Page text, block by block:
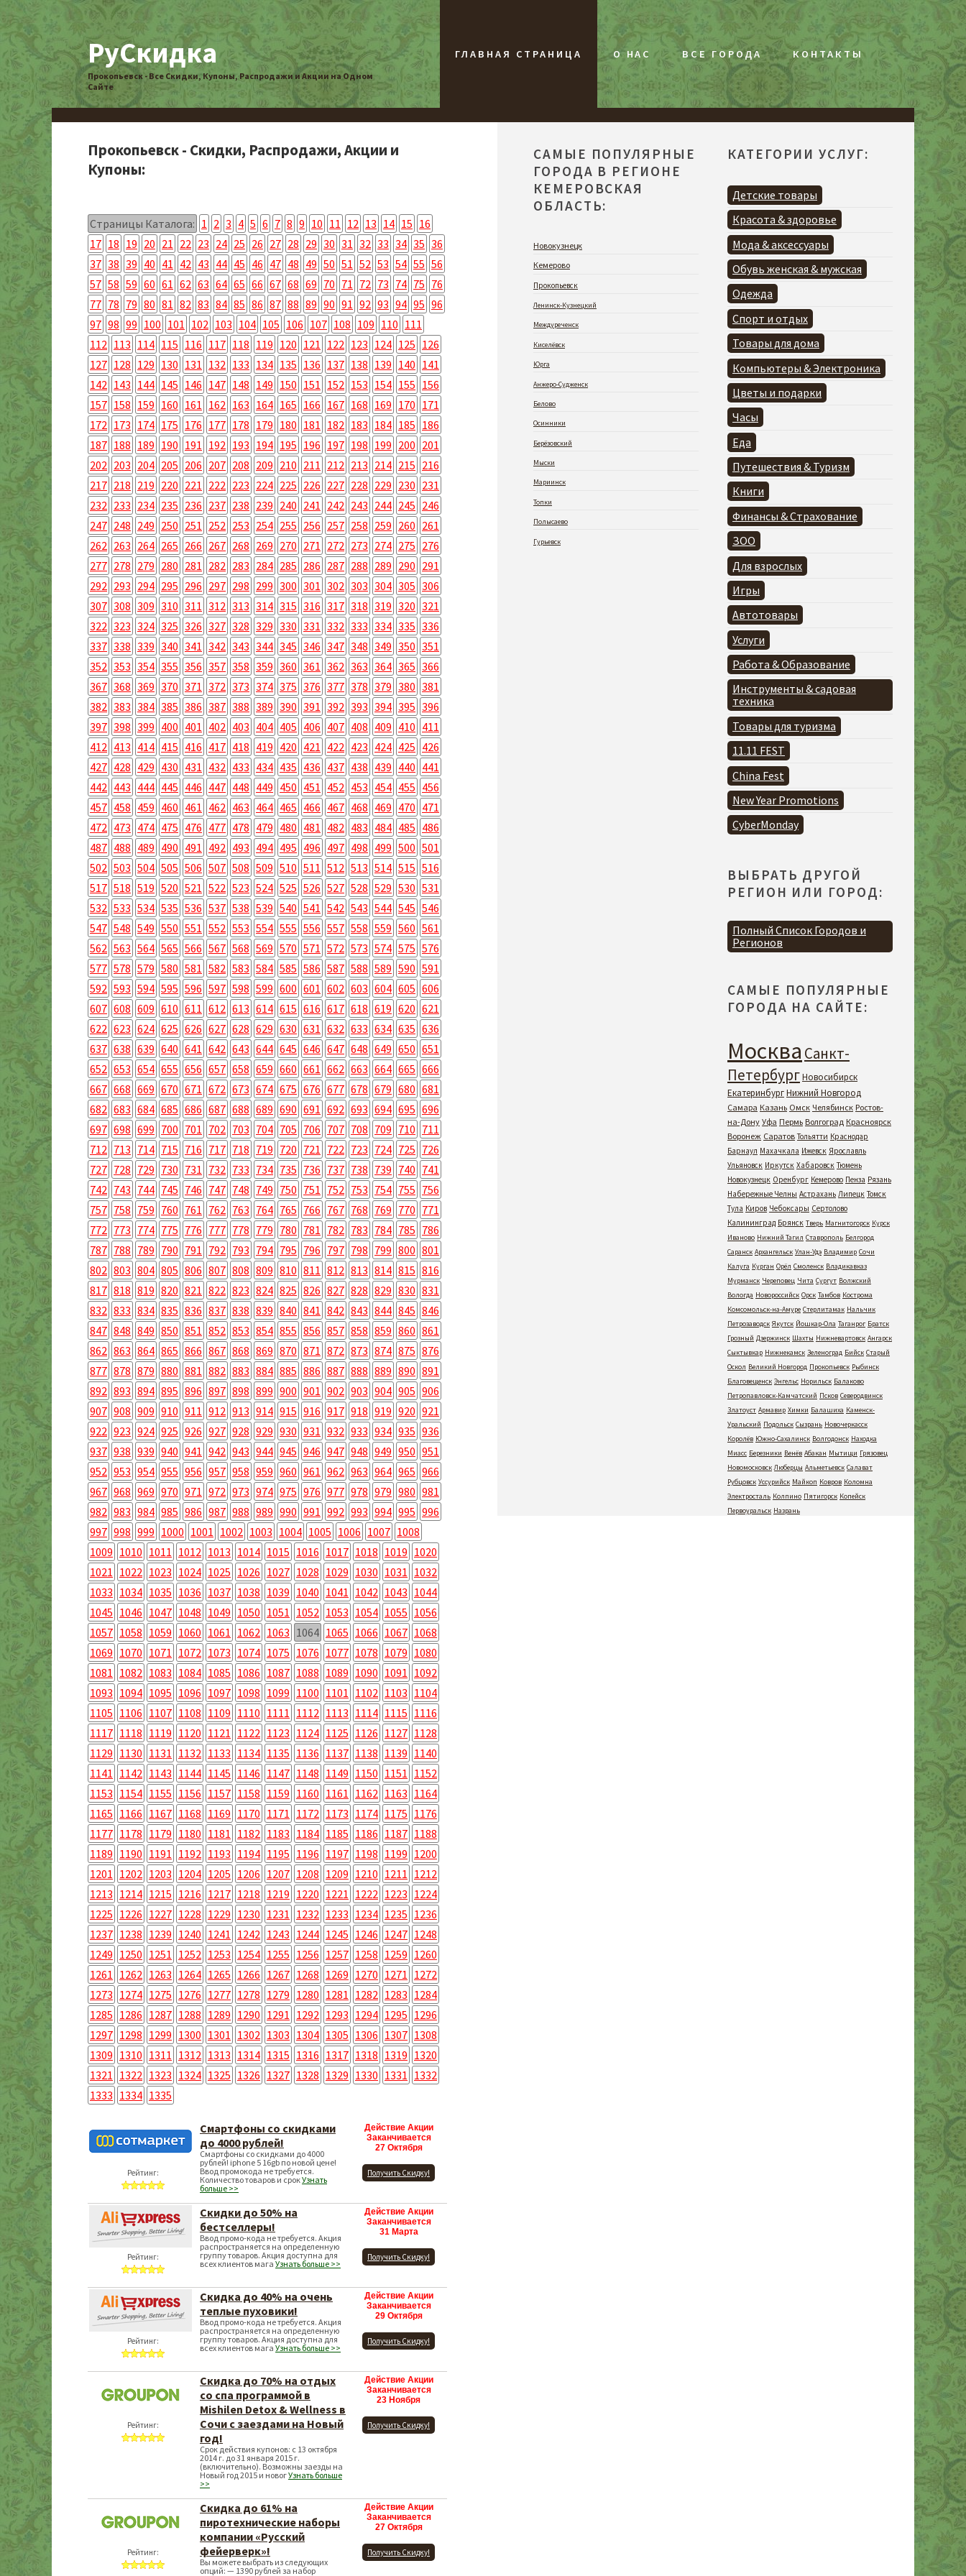
РуСкидка
Прокопьевск - Все Скидки, Купоны, Распродажи и Акции на Одном
Сайте
ГЛАВНАЯ СТРАНИЦА О НАС ВСЕ ГОРОДА КОНТАКТЫ
Прокопьевск - Скидки, Распродажи, Акции и
Купоны:
Страницы Каталога: 1 2 3 4 5 6 7 8 9 10 11 12 13 14 15 16
17 18 19 20 21 22 23 24 25 26 27 28 29 30 31 32 33 34 35 36
37 38 39 40 41 42 43 44 45 46 47 48 49 50 51 52 53 54 55 56
57 58 59 60 61 62 63 64 65 66 67 68 69 70 71 72 73 74 75 76
77 78 79 80 81 82 83 84 85 86 87 88 89 90 91 92 93 94 95 96
97 98 99 100 101 102 103 104 105 106 107 108 109 110 111
112 113 114 115 116 117 118 119 120 121 122 123 124 125 126
127 128 129 130 131 132 133 134 135 136 137 138 139 140 141
142 143 144 145 146 147 148 149 150 151 152 153 154 155 156
157 158 159 160 161 162 163 164 165 166 167 168 169 170 171
172 173 174 175 176 177 178 179 180 181 182 183 184 185 186
187 188 189 190 191 192 193 194 195 196 197 198 199 200 201
202 203 204 205 206 207 208 209 210 211 212 213 214 215 216
217 218 219 220 221 222 223 224 225 226 227 228 229 230 231
232 233 234 235 236 237 238 239 240 241 242 243 244 245 246
247 248 249 250 251 252 253 254 255 256 257 258 259 260 261
262 263 264 265 266 267 268 269 270 271 272 273 274 275 276
277 278 279 280 281 282 283 284 285 286 287 288 289 290 291
292 293 294 295 296 297 298 299 300 301 302 303 304 305 306
307 308 309 310 311 312 313 314 315 316 317 318 319 320 321
322 323 324 325 326 327 328 329 330 331 332 333 334 335 336
337 338 339 340 341 342 343 344 345 346 347 348 349 350 351
352 353 354 355 356 357 358 359 360 361 362 363 364 365 366
367 368 369 370 371 372 373 374 375 376 377 378 379 380 381
382 383 384 385 386 387 388 389 390 391 392 393 394 395 396
397 398 399 400 401 402 403 404 405 406 407 408 409 410 411
412 413 414 415 416 417 418 419 420 421 422 423 424 425 426
427 428 429 430 431 432 433 434 435 436 437 438 439 440 441
442 443 444 445 446 447 448 449 450 451 452 453 454 455 456
457 458 459 460 461 462 463 464 465 466 467 468 469 470 471
472 473 474 475 476 477 478 479 480 481 482 483 484 485 486
487 488 489 490 491 492 493 494 495 496 497 498 499 500 501
502 503 504 505 506 507 508 509 510 511 512 513 514 515 516
517 518 519 520 521 522 523 524 525 526 527 528 529 530 531
532 533 534 535 536 537 538 539 540 541 542 543 544 545 546
547 548 549 550 551 552 553 554 555 556 557 558 559 560 561
562 563 564 565 566 567 568 569 570 571 572 573 574 575 576
577 578 579 580 581 582 583 584 585 586 587 588 589 590 591
592 593 594 595 596 597 598 599 600 601 602 603 604 605 606
607 608 609 610 611 612 613 614 615 616 617 618 619 620 621
622 623 624 625 626 627 628 629 630 631 632 633 634 635 636
637 638 639 640 641 642 643 644 645 646 647 648 649 650 651
652 653 654 655 656 657 658 659 660 661 662 663 664 665 666
667 668 669 670 671 672 673 674 675 676 677 678 679 680 681
682 683 684 685 686 687 688 689 690 691 692 693 694 695 696
697 698 699 700 701 702 703 704 705 706 707 708 709 710 711
712 713 714 715 716 717 718 719 720 721 722 723 724 725 726
727 728 729 730 731 732 733 734 735 736 737 738 739 740 741
742 743 744 745 746 747 748 749 750 751 752 753 754 755 756
757 758 759 760 761 762 763 764 765 766 767 768 769 770 771
772 773 774 775 776 777 778 779 780 781 782 783 784 785 786
787 788 789 790 791 792 793 794 795 796 797 798 799 800 801
802 803 804 805 806 807 808 809 810 811 812 813 814 815 816
817 818 819 820 821 822 823 824 825 826 827 828 829 830 831
832 833 834 835 836 837 838 839 840 841 842 843 844 845 846
847 848 849 850 851 852 853 854 855 856 857 858 859 860 861
862 863 864 865 866 867 868 869 870 871 872 873 874 875 876
877 878 879 880 881 882 883 884 885 886 887 888 889 890 891
892 893 894 895 896 897 898 899 900 901 902 903 904 905 906
907 908 909 910 911 912 913 914 915 916 917 918 919 920 921
922 923 924 925 926 927 928 929 930 931 932 933 934 935 936
937 938 939 940 941 942 943 944 945 946 947 948 949 950 951
952 953 954 955 956 957 958 959 960 961 962 963 964 965 966
967 968 969 970 971 972 973 974 975 976 977 978 979 980 981
982 983 984 985 986 987 988 989 990 991 992 993 994 995 996
997 998 999 1000 1001 1002 1003 1004 1005 1006 1007 1008
1009 1010 1011 1012 1013 1014 1015 1016 1017 1018 1019 1020
1021 1022 1023 1024 1025 1026 1027 1028 1029 1030 1031 1032
1033 1034 1035 1036 1037 1038 1039 1040 1041 1042 1043 1044
1045 1046 1047 1048 1049 1050 1051 1052 1053 1054 1055 1056
1057 1058 1059 1060 1061 1062 1063 1064 1065 1066 1067 1068
1069 1070 1071 1072 1073 1074 1075 1076 1077 1078 1079 1080
1081 1082 1083 1084 1085 1086 1087 1088 1089 1090 1091 1092
1093 1094 1095 1096 1097 1098 1099 1100 1101 1102 1103 1104
1105 1106 1107 1108 1109 1110 1111 1112 1113 1114 1115 1116
1117 1118 1119 1120 1121 1122 1123 1124 1125 1126 1127 1128
1129 1130 1131 1132 1133 1134 1135 1136 1137 1138 1139 1140
1141 1142 1143 1144 1145 1146 1147 1148 1149 1150 1151 1152
1153 1154 1155 1156 1157 1158 1159 1160 1161 1162 1163 1164
1165 1166 1167 1168 1169 1170 1171 1172 1173 1174 1175 1176
1177 1178 1179 1180 1181 1182 1183 1184 1185 1186 1187 1188
1189 1190 1191 1192 1193 1194 1195 1196 1197 1198 1199 1200
1201 1202 1203 1204 1205 1206 1207 1208 1209 1210 1211 1212
1213 1214 1215 1216 1217 1218 1219 1220 1221 1222 1223 1224
1225 1226 1227 1228 1229 1230 1231 1232 1233 1234 1235 1236
1237 1238 1239 1240 1241 1242 1243 1244 1245 1246 1247 1248
1249 1250 1251 1252 1253 1254 1255 1256 1257 1258 1259 1260
1261 1262 1263 1264 1265 1266 1267 1268 1269 1270 1271 1272
1273 1274 1275 1276 1277 1278 1279 1280 1281 1282 1283 1284
1285 1286 1287 1288 1289 1290 1291 1292 1293 1294 1295 1296
1297 1298 1299 1300 1301 1302 1303 1304 1305 1306 1307 1308
1309 1310 1311 1312 1313 1314 1315 1316 1317 1318 1319 1320
1321 1322 1323 1324 1325 1326 1327 1328 1329 1330 1331 1332
1333 1334 1335
Рейтинг:
Смартфоны со скидками
до 4000 рублей!
Смартфоны со скидками до 4000
рублей! iphone 5 16gb по новой цене!
Ввод промокода не требуется.
Количество товаров и срокУзнать
больше >>
Действие Акции
Заканчивается
27 Октября
Получить Скидку!
Рейтинг:
Скидки до 50% на
бестселлеры!
Ввод промо-кода не требуется. Акция
распространяется на определенную
группу товаров. Акция доступна для
всех клиентов мага Узнать больше >>
Действие Акции
Заканчивается
31 Марта
Получить Скидку!
Рейтинг:
Скидка до 40% на очень
теплые пуховики!
Ввод промо-кода не требуется. Акция
распространяется на определенную
группу товаров. Акция доступна для
всех клиентов мага Узнать больше >>
Действие Акции
Заканчивается
29 Октября
Получить Скидку!
Рейтинг:
Скидка до 70% на отдых
со спа программой в
Mishilen Detox & Wellness в
Сочи с заездами на Новый
год!
Срок действия купонов: с 13 октября
2014 г. до 31 января 2015 г.
(включительно). Возможны заезды на
Новый год 2015 и новогУзнать больше
>>
Действие Акции
Заканчивается
23 Ноября
Получить Скидку!
Рейтинг:
Скидка до 61% на
пиротехнические наборы
компании «Русский
фейерверк»!
Вы можете выбрать из следующих
опций: — 1390 рублей за набор
Действие Акции
Заканчивается
27 Октября
Получить Скидку!
САМЫЕ ПОПУЛЯРНЫЕ
ГОРОДА В РЕГИОНЕ
КЕМЕРОВСКАЯ
ОБЛАСТЬ:
Новокузнецк
Кемерово
Прокопьевск
Ленинск-Кузнецкий
Междуреченск
Киселёвск
Юрга
Анжеро-Судженск
Белово
Осинники
Берёзовский
Мыски
Мариинск
Топки
Полысаево
Гурьевск
КАТЕГОРИИ УСЛУГ:
Детские товары
Красота & здоровье
Мода & аксессуары
Обувь женская & мужская
Одежда
Спорт и отдых
Товары для дома
Компьютеры & Электроника
Цветы и подарки
Часы
Еда
Путешествия & Туризм
Книги
Финансы & Страхование
ЗОО
Для взрослых
Игры
Автотовары
Услуги
Работа & Образование
Инструменты & садовая
техника
Товары для туризма
11.11 FEST
China Fest
New Year Promotions
CyberMonday
ВЫБРАТЬ ДРУГОЙ
РЕГИОН ИЛИ ГОРОД:
Полный Список Городов и
Регионов
САМЫЕ ПОПУЛЯРНЫЕ
ГОРОДА НА САЙТЕ:
Москва Санкт-
ПетербургНовосибирск
ЕкатеринбургНижний Новгород
Самара Казань Омск Челябинск Ростов-
на-Дону Уфа Пермь Волгоград Красноярск
Воронеж Саратов Тольятти Краснодар
Барнаул Махачкала Ижевск Ярославль
Ульяновск Иркутск Хабаровск Тюмень
Новокузнецк Оренбург Кемерово Пенза Рязань
Набережные Челны Астрахань Липецк Томск
Тула Киров Чебоксары Сертолово
Калининград Брянск Тверь Магнитогорск Курск
Иваново Нижний Тагил Ставрополь Белгород
Саранск Архангельск Улан-Удэ Владимир Сочи
Калуга Курган Орёл Смоленск Владикавказ
Мурманск Череповец Чита Сургут Волжский
Вологда Новороссийск Орск Тамбов Кострома
Комсомольск-на-Амуре Стерлитамак Нальчик
Петрозаводск Якутск Йошкар-Ола Таганрог Братск
Грозный Дзержинск Шахты Нижневартовск Ангарск
Сыктывкар Нижнекамск Зеленоград Бийск Старый
Оскол Великий Новгород Прокопьевск Рыбинск
Благовещенск Энгельс Норильск Балаково
Петропавловск-Камчатский Псков Северодвинск
Златоуст Армавир Химки Балашиха Каменск-
Уральский Подольск Сызрань Новочеркасск
Королёв Южно-Сахалинск Волгодонск Находка
Миасс Березники Венёв Абакан Мытищи Грязовец
Новомосковск Люберцы Альметьевск Салават
Рубцовск Уссурийск Майкоп Ковров Коломна
Электросталь Колпино Пятигорск Копейск
Первоуральск Назрань